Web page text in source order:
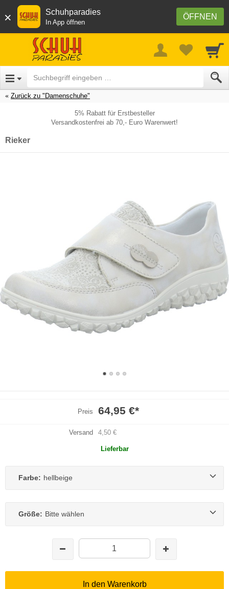
× ÖFFNEN
Schuhparadies
In App öffnen
Zurück zu "Damenschuhe"
5% Rabatt für Erstbesteller
Versandkostenfrei ab 70,- Euro Warenwert!
Rieker
Preis 64,95 €*
Versand 4,50 €
Lieferbar
Farbe: hellbeige
Größe: Bitte wählen
In den Warenkorb